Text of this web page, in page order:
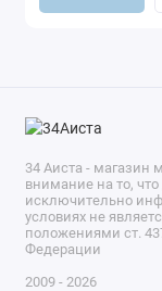
34 Аиста - магазин
внимание на то,
исключительно
условиях не
положениями ст.
Федерации
2009 - 2026